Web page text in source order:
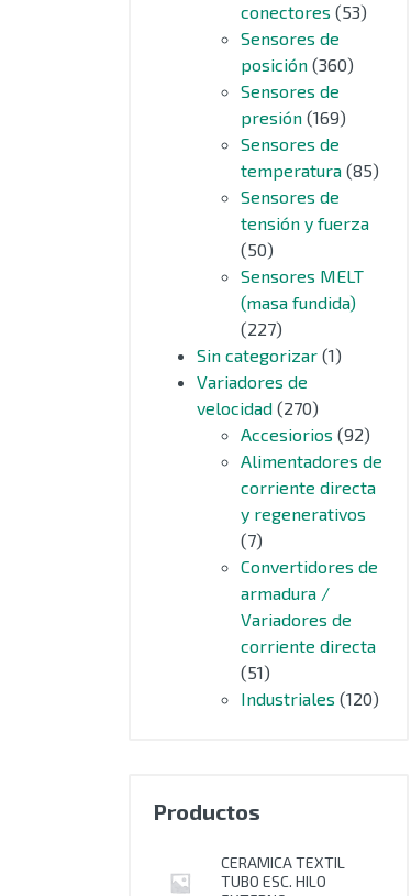
conectores (53)
Sensores de
posición (360)
Sensores de
presión (169)
Sensores de
temperatura (85)
Sensores de
tensión y fuerza
(50)
Sensores MELT
(masa fundida)
(227)
Sin categorizar (1)
Variadores de
velocidad (270)
Accesiorios (92)
Alimentadores de
corriente directa
y regenerativos
(7)
Convertidores de
armadura /
Variadores de
corriente directa
(51)
Industriales (120)
Productos
CERAMICA TEXTIL
TUBO ESC. HILO